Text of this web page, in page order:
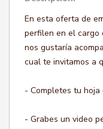
En esta oferta de
perfilen en el cargo
nos gustaría
cual te invitamos a
- Completes tu hoja
- Grabes un video